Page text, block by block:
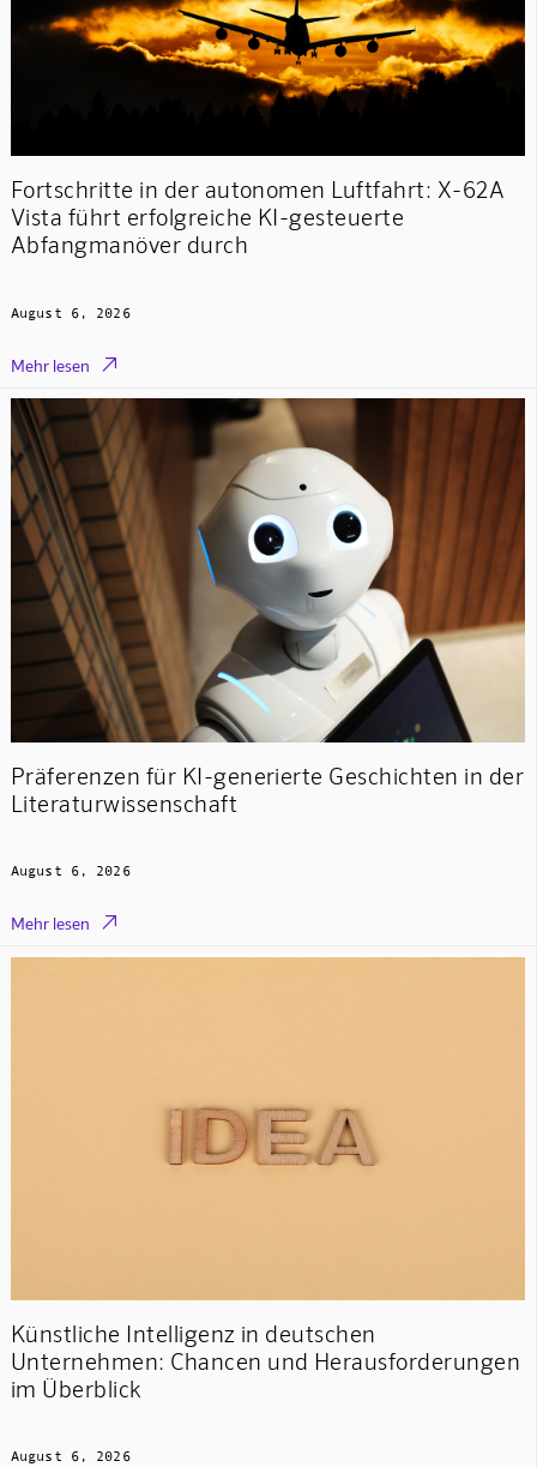
Fortschritte in der autonomen Luftfahrt: X-62A
Vista führt erfolgreiche KI-gesteuerte
Abfangmanöver durch
August 6, 2026
Mehr lesen 
Präferenzen für KI-generierte Geschichten in der
Literaturwissenschaft
August 6, 2026
Mehr lesen 
Künstliche Intelligenz in deutschen
Unternehmen: Chancen und Herausforderungen
im Überblick
August 6, 2026